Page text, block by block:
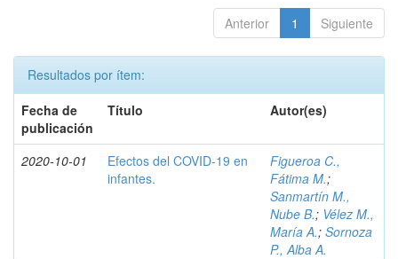
Anterior 1 Siguiente
Resultados por ítem:
Fecha de
publicación
Título Autor(es)
2020-10-01
Efectos del COVID-19 en
infantes.
Figueroa C.,
Fátima M.;
Sanmartín M.,
Nube B.; Vélez M.,
María A.; Sornoza
P., Alba A.